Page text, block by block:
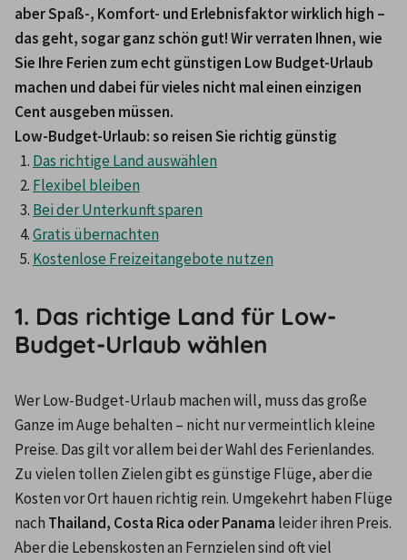
aber Spaß-, Komfort- und Erlebnisfaktor wirklich high –
das geht, sogar ganz schön gut! Wir verraten Ihnen, wie
Sie Ihre Ferien zum echt günstigen Low Budget-Urlaub
machen und dabei für vieles nicht mal einen einzigen
Cent ausgeben müssen.
Low-Budget-Urlaub: so reisen Sie richtig günstig
Das richtige Land auswählen
Flexibel bleiben
Bei der Unterkunft sparen
Gratis übernachten
Kostenlose Freizeitangebote nutzen
1. Das richtige Land für Low-
Budget-Urlaub wählen
Wer Low-Budget-Urlaub machen will, muss das große
Ganze im Auge behalten – nicht nur vermeintlich kleine
Preise. Das gilt vor allem bei der Wahl des Ferienlandes.
Zu vielen tollen Zielen gibt es günstige Flüge, aber die
Kosten vor Ort hauen richtig rein. Umgekehrt haben Flüge
nach Thailand, Costa Rica oder Panama leider ihren Preis.
Aber die Lebenskosten an Fernzielen sind oft viel